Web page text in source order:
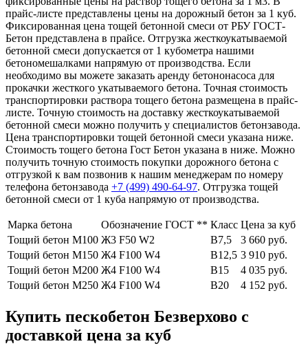
прайс-листе представлены цены на дорожный бетон за 1 куб.
Фиксированная цена тощей бетонной смеси от РБУ ГОСТ-
Бетон представлена в прайсе. Отгрузка жесткоукатываемой
бетонной смеси допускается от 1 кубометра нашими
бетономешалками напрямую от производства. Если
необходимо вы можете заказать аренду бетононасоса для
прокачки жесткого укатываемого бетона. Точная стоимость
транспортировки раствора тощего бетона размещена в прайс-
листе. Точную стоимость на доставку жесткоукатываемой
бетонной смеси можно получить у специалистов бетонзавода.
Цена транспортировки тощей бетонной смеси указана ниже.
Стоимость тощего бетона Гост Бетон указана в ниже. Можно
получить точную стоимость покупки дорожного бетона с
отгрузкой к вам позвонив к нашим менеджерам по номеру
телефона бетонзавода +7 (499) 490-64-97. Отгрузка тощей
бетонной смеси от 1 куба напрямую от производства.
Марка бетона Обозначение ГОСТ ** Класс Цена за куб
Тощий бетон М100 Ж3 F50 W2 В7,5
3 660 руб.
Тощий бетон М150 Ж4 F100 W4 В12,5 3 910 руб.
Тощий бетон М200 Ж4 F100 W4 В15
4 035 руб.
Тощий бетон М250 Ж4 F100 W4 В20 4 152 руб.
Купить пескобетон Безверхово с
доставкой цена за куб